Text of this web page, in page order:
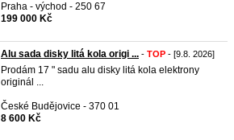
Praha - východ - 250 67
199 000 Kč
Alu sada disky litá kola origi ... - TOP - [9.8. 2026]
Prodám 17 " sadu alu disky litá kola elektrony
originál ...
České Budějovice - 370 01
8 600 Kč